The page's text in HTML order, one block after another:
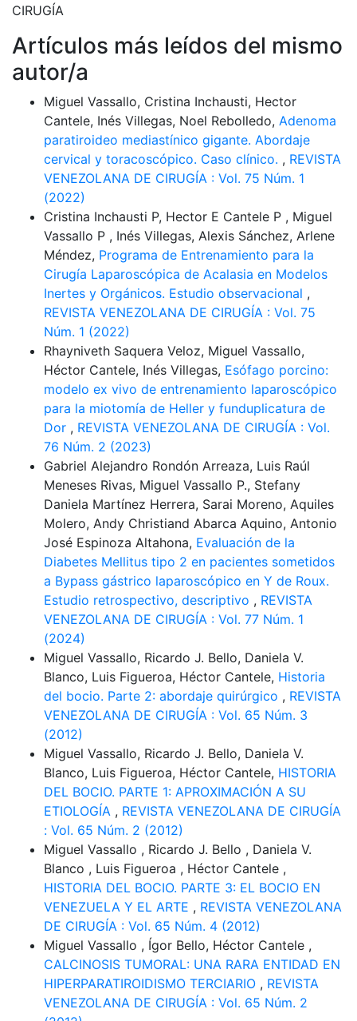
CIRUGÍA
Artículos más leídos del mismo
autor/a
Miguel Vassallo, Cristina Inchausti, Hector
Cantele, Inés Villegas, Noel Rebolledo, Adenoma
paratiroideo mediastínico gigante. Abordaje
cervical y toracoscópico. Caso clínico. , REVISTA
VENEZOLANA DE CIRUGÍA : Vol. 75 Núm. 1
(2022)
Cristina Inchausti P, Hector E Cantele P , Miguel
Vassallo P , Inés Villegas, Alexis Sánchez, Arlene
Méndez, Programa de Entrenamiento para la
Cirugía Laparoscópica de Acalasia en Modelos
Inertes y Orgánicos. Estudio observacional ,
REVISTA VENEZOLANA DE CIRUGÍA : Vol. 75
Núm. 1 (2022)
Rhayniveth Saquera Veloz, Miguel Vassallo,
Héctor Cantele, Inés Villegas, Esófago porcino:
modelo ex vivo de entrenamiento laparoscópico
para la miotomía de Heller y funduplicatura de
Dor , REVISTA VENEZOLANA DE CIRUGÍA : Vol.
76 Núm. 2 (2023)
Gabriel Alejandro Rondón Arreaza, Luis Raúl
Meneses Rivas, Miguel Vassallo P., Stefany
Daniela Martínez Herrera, Sarai Moreno, Aquiles
Molero, Andy Christiand Abarca Aquino, Antonio
José Espinoza Altahona, Evaluación de la
Diabetes Mellitus tipo 2 en pacientes sometidos
a Bypass gástrico laparoscópico en Y de Roux.
Estudio retrospectivo, descriptivo , REVISTA
VENEZOLANA DE CIRUGÍA : Vol. 77 Núm. 1
(2024)
Miguel Vassallo, Ricardo J. Bello, Daniela V.
Blanco, Luis Figueroa, Héctor Cantele, Historia
del bocio. Parte 2: abordaje quirúrgico , REVISTA
VENEZOLANA DE CIRUGÍA : Vol. 65 Núm. 3
(2012)
Miguel Vassallo, Ricardo J. Bello, Daniela V.
Blanco, Luis Figueroa, Héctor Cantele, HISTORIA
DEL BOCIO. PARTE 1: APROXIMACIÓN A SU
ETIOLOGÍA , REVISTA VENEZOLANA DE CIRUGÍA
: Vol. 65 Núm. 2 (2012)
Miguel Vassallo , Ricardo J. Bello , Daniela V.
Blanco , Luis Figueroa , Héctor Cantele ,
HISTORIA DEL BOCIO. PARTE 3: EL BOCIO EN
VENEZUELA Y EL ARTE , REVISTA VENEZOLANA
DE CIRUGÍA : Vol. 65 Núm. 4 (2012)
Miguel Vassallo , Ígor Bello, Héctor Cantele ,
CALCINOSIS TUMORAL: UNA RARA ENTIDAD EN
HIPERPARATIROIDISMO TERCIARIO , REVISTA
VENEZOLANA DE CIRUGÍA : Vol. 65 Núm. 2